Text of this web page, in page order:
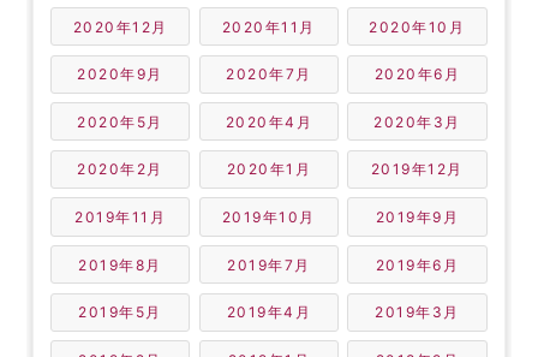
2020年12月 2020年11月 2020年10月
2020年9月 2020年7月 2020年6月
2020年5月 2020年4月 2020年3月
2020年2月 2020年1月 2019年12月
2019年11月 2019年10月 2019年9月
2019年8月 2019年7月 2019年6月
2019年5月 2019年4月 2019年3月